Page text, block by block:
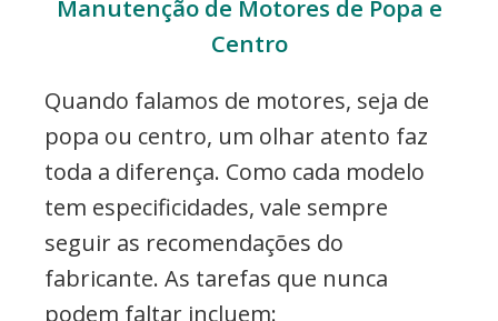
Manutenção de Motores de Popa e
Centro
Quando falamos de motores, seja de
popa ou centro, um olhar atento faz
toda a diferença. Como cada modelo
tem especificidades, vale sempre
seguir as recomendações do
fabricante. As tarefas que nunca
podem faltar incluem: